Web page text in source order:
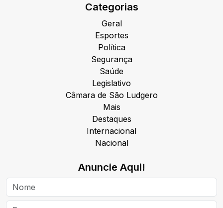
Categorias
Geral
Esportes
Política
Segurança
Saúde
Legislativo
Câmara de São Ludgero
Mais
Destaques
Internacional
Nacional
Anuncie Aqui!